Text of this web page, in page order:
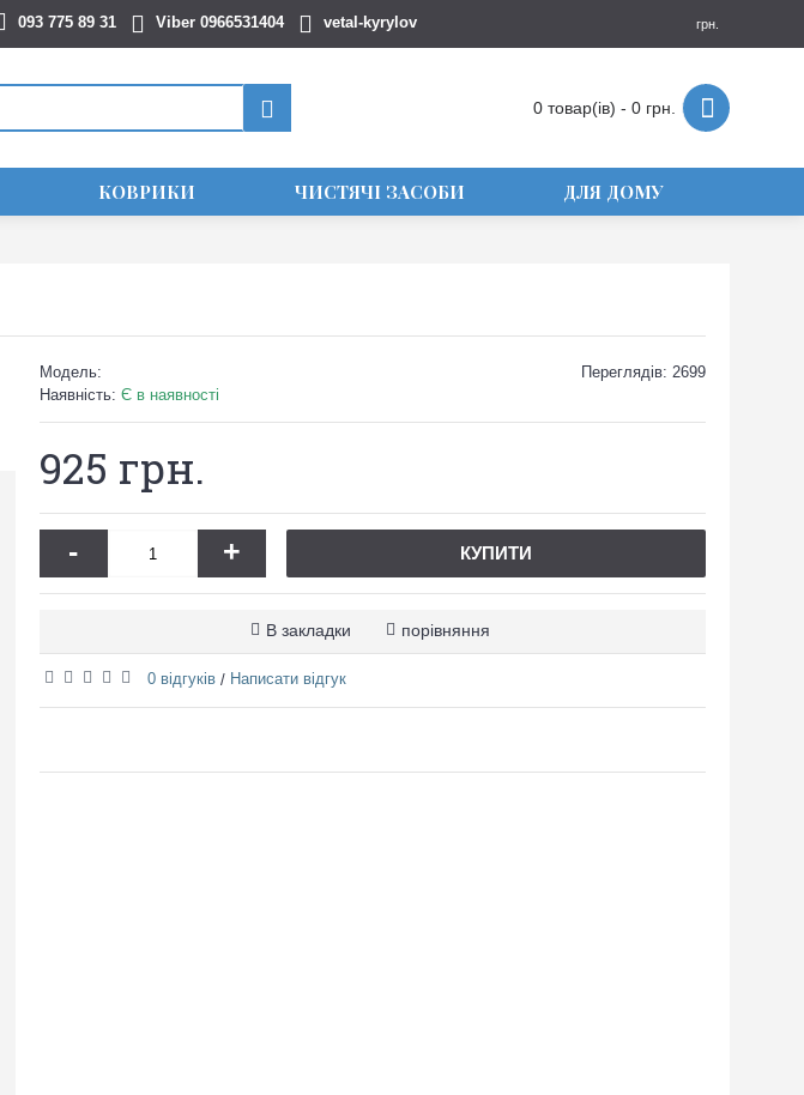
093 775 89 31 Viber 0966531404 vetal-kyrylov грн.
0 товар(ів) - 0 грн.
КОВРИКИ ЧИСТЯЧІ ЗАСОБИ ДЛЯ ДОМУ
Переглядів: 2699
Модель:
Наявність: Є в наявності
925 грн.
- + КУПИТИ
В закладки порівняння
0 відгуків / Написати відгук